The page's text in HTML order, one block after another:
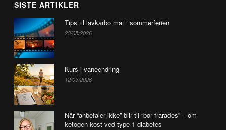
SISTE ARTIKLER
Tips til lavkarbo mat i sommerferien
23/05/2026
Kurs i vaneendring
12/05/2026
Når “anbefaler ikke” blir til “bør frarådes” – om
ketogen kost ved type 1 diabetes